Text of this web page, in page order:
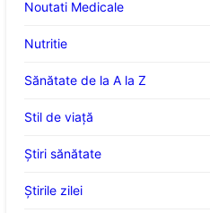
Noutati Medicale
Nutritie
Sănătate de la A la Z
Stil de viaţă
Ştiri sănătate
Știrile zilei